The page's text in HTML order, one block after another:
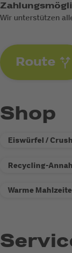
Wir unterstützen
Route
Shop
Eiswürfel /
Recycling-
Warme